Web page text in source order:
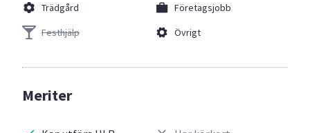
Trädgård
Festhjälp
Företagsjobb
Övrigt
Meriter